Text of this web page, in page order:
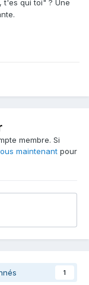
t'es qui toi" ? Une
membre. Si
maintenant pour
1